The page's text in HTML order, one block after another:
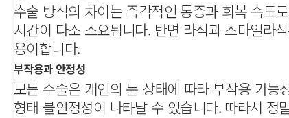
수술 방식의 차이는 즉각적인 통증과 회복 속도
시간이 다소 소요됩니다. 반면 라식과 스마일라
용이합니다.
부작용과 안정성
모든 수술은 개인의 눈 상태에 따라 부작용 가
형태 불안정성이 나타날 수 있습니다. 따라서